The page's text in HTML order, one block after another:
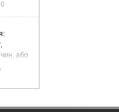
0
або